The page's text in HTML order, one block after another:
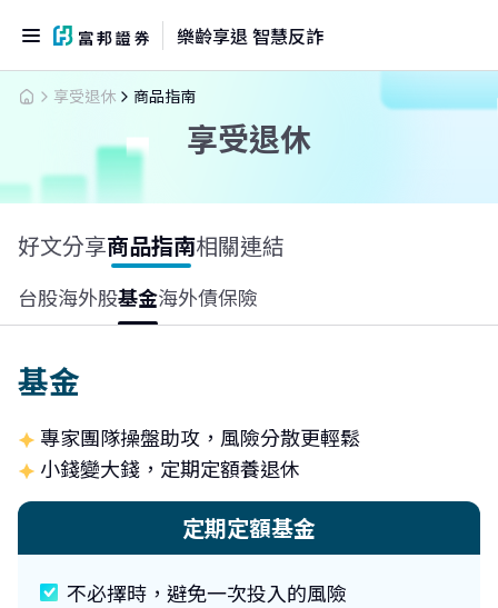
樂齡享退 智慧反詐
享受退休 商品指南
享受退休
好文分享商品指南相關連結
台股海外股基金海外債保險
基金
專家團隊操盤助攻，風險分散更輕鬆
小錢變大錢，定期定額養退休
定期定額基金
不必擇時，避免一次投入的風險